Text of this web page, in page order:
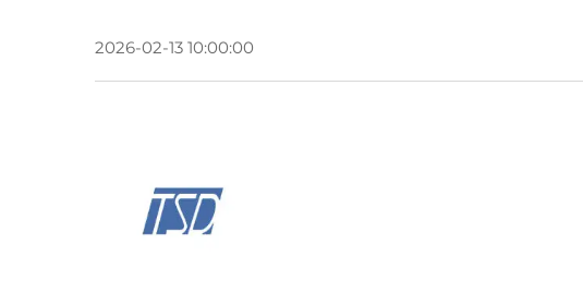
2026-02-13 10:00:00